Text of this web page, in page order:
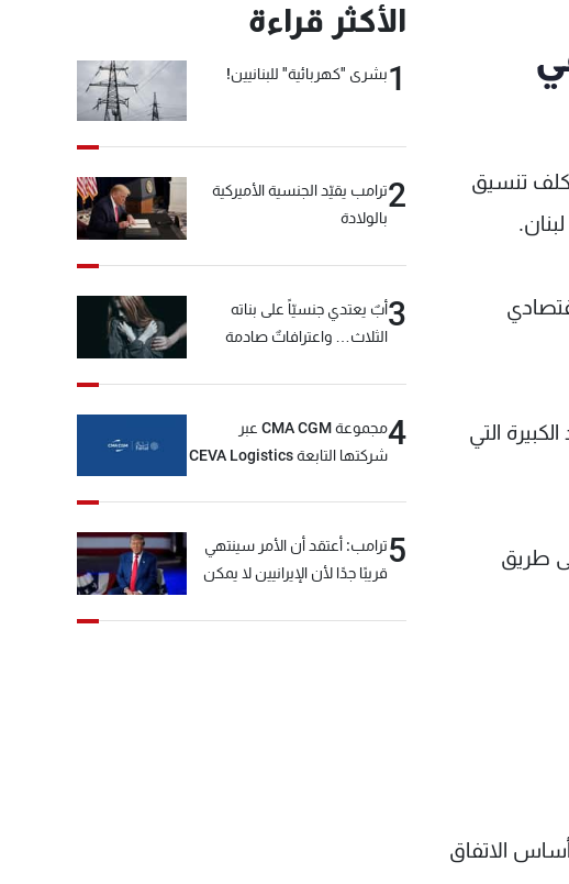
تنسيق
التي
طريق
الاتفاق
الأكثر قراءة
1بشرى "كهربائية" للبنانيين!
2ترامب يقيّد الجنسية الأميركية
بالولادة
3أبٌ يعتدي جنسيّاً على بناته
الثلاث… واعترافاتٌ صادمة
4
مجموعة CMA CGM عبر
شركتها التابعة CEVA Logistics
5ترامب: أعتقد أن الأمر سينتهي
قريبًا جدًا لأن الإيرانيين لا يمكن